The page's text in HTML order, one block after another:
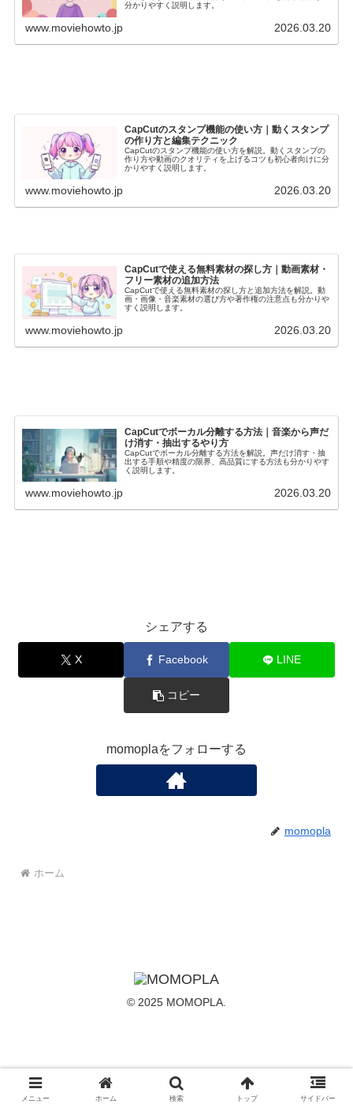
分かりやすく説明します。
www.moviehowto.jp 2026.03.20
CapCutのスタンプ機能の使い方｜動くスタンプ
の作り方と編集テクニック
CapCutのスタンプ機能の使い方を解説。動くスタンプの
作り方や動画のクオリティを上げるコツも初心者向けに分
かりやすく説明します。
www.moviehowto.jp 2026.03.20
CapCutで使える無料素材の探し方｜動画素材・
フリー素材の追加方法
CapCutで使える無料素材の探し方と追加方法を解説。動
画・画像・音楽素材の選び方や著作権の注意点も分かりや
すく説明します。
www.moviehowto.jp 2026.03.20
CapCutでボーカル分離する方法｜音楽から声だ
け消す・抽出するやり方
CapCutでボーカル分離する方法を解説。声だけ消す・抽
出する手順や精度の限界、高品質にする方法も分かりやす
く説明します。
www.moviehowto.jp 2026.03.20
シェアする
X Facebook LINE
コピー
momoplaをフォローする
momopla
ホーム
© 2025 MOMOPLA.
メニュー ホーム 検索 トップ サイドバー